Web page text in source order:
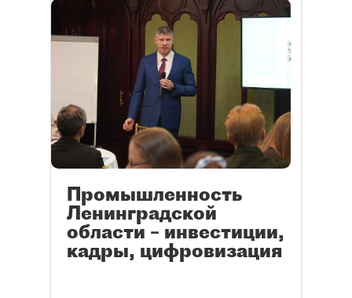
Промышленность
Ленинградской
области – инвестиции,
кадры, цифровизация